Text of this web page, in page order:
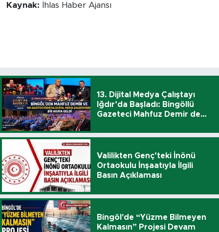
Kaynak: İhlas Haber Ajansı
13. Dijital Medya Çalıştayı
Iğdır’da Başladı: Bingöllü
Gazeteci Mahfuz Demir de
Valilikten Genç’teki İnönü
Ortaokulu İnşaatıyla İlgili
Basın Açıklaması
Bingöl'de “Yüzme Bilmeyen
Kalmasın” Projesi Devam